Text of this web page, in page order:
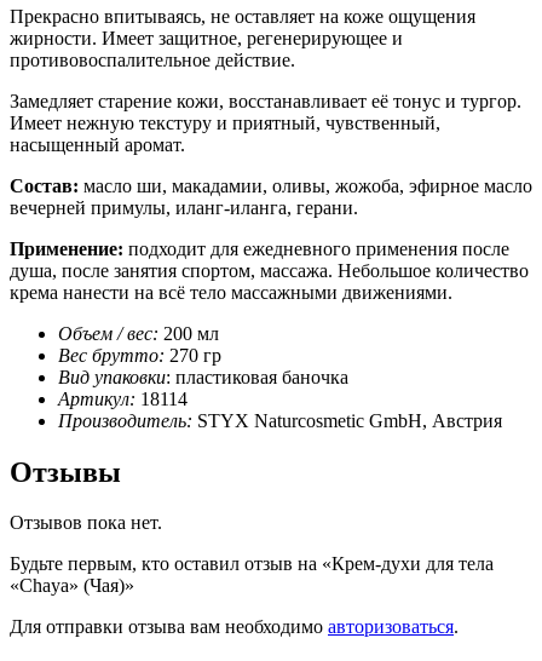
Прекрасно впитываясь, не оставляет на коже ощущения
жирности. Имеет защитное, регенерирующее и
противовоспалительное действие.
Замедляет старение кожи, восстанавливает её тонус и тургор.
Имеет нежную текстуру и приятный, чувственный,
насыщенный аромат.
Состав: масло ши, макадамии, оливы, жожоба, эфирное масло
вечерней примулы, иланг-иланга, герани.
Применение: подходит для ежедневного применения после
душа, после занятия спортом, массажа. Небольшое количество
крема нанести на всё тело массажными движениями.
Объем / вес: 200 мл
Вес брутто: 270 гр
Вид упаковки: пластиковая баночка
Артикул: 18114
Производитель: STYX Naturcosmetic GmbH, Австрия
Отзывы
Отзывов пока нет.
Будьте первым, кто оставил отзыв на «Крем-духи для тела
«Chaya» (Чая)»
Для отправки отзыва вам необходимо авторизоваться.